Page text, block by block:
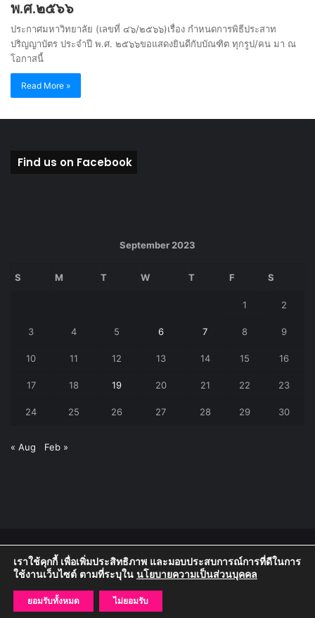
พ.ศ.๒๕๖๖
ประกาศมหาวิทยาลัย (เลขที่ ๔๖/๒๕๖๖)เรื่อง กำหนดการพิธีประสาท
ปริญญาบัตร ประจำปี พ.ศ. ๒๕๖๖ขอแสดงยินดีกับบัณฑิต ทุกรูป/คน มา ณ
โอกาสนี้
Read More »
Find us on Facebook
September 2023
S M T W T F S
1 2
3 4 5 6 7 8 9
10 11 12 13 14 15 16
17 18 19 20 21 22 23
24 25 26 27 28 29 30
« Aug Feb »
© 2026, วิทยาลัยสงฆ์อุทัยธานี มหาวิทยาลัยมหาจุฬาลงกรณราชวิทยาลัย
๑๑๔ หมู่ที่ ๑ ตำบลหนองสรวง อำเภอหนองฉาง จังหวัดอุทัยธานี ๖๑๑๑๐
โทร.๐๕๖-๕๓๑๑๒๐
เราใช้คุกกี้ เพื่อเพิ่มประสิทธิภาพ และมอบประสบการณ์การที่ดีในการ
ใช้งานเว็บไซต์ ตามที่ระบุใน นโยบายความเป็นส่วนบุคคล
ยอมรับทั้งหมด ไม่ยอมรับ